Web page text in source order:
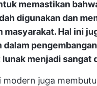
memastikan
digunakan dan
masyarakat. Hal ini
dalam
menjadi sangat
modern juga